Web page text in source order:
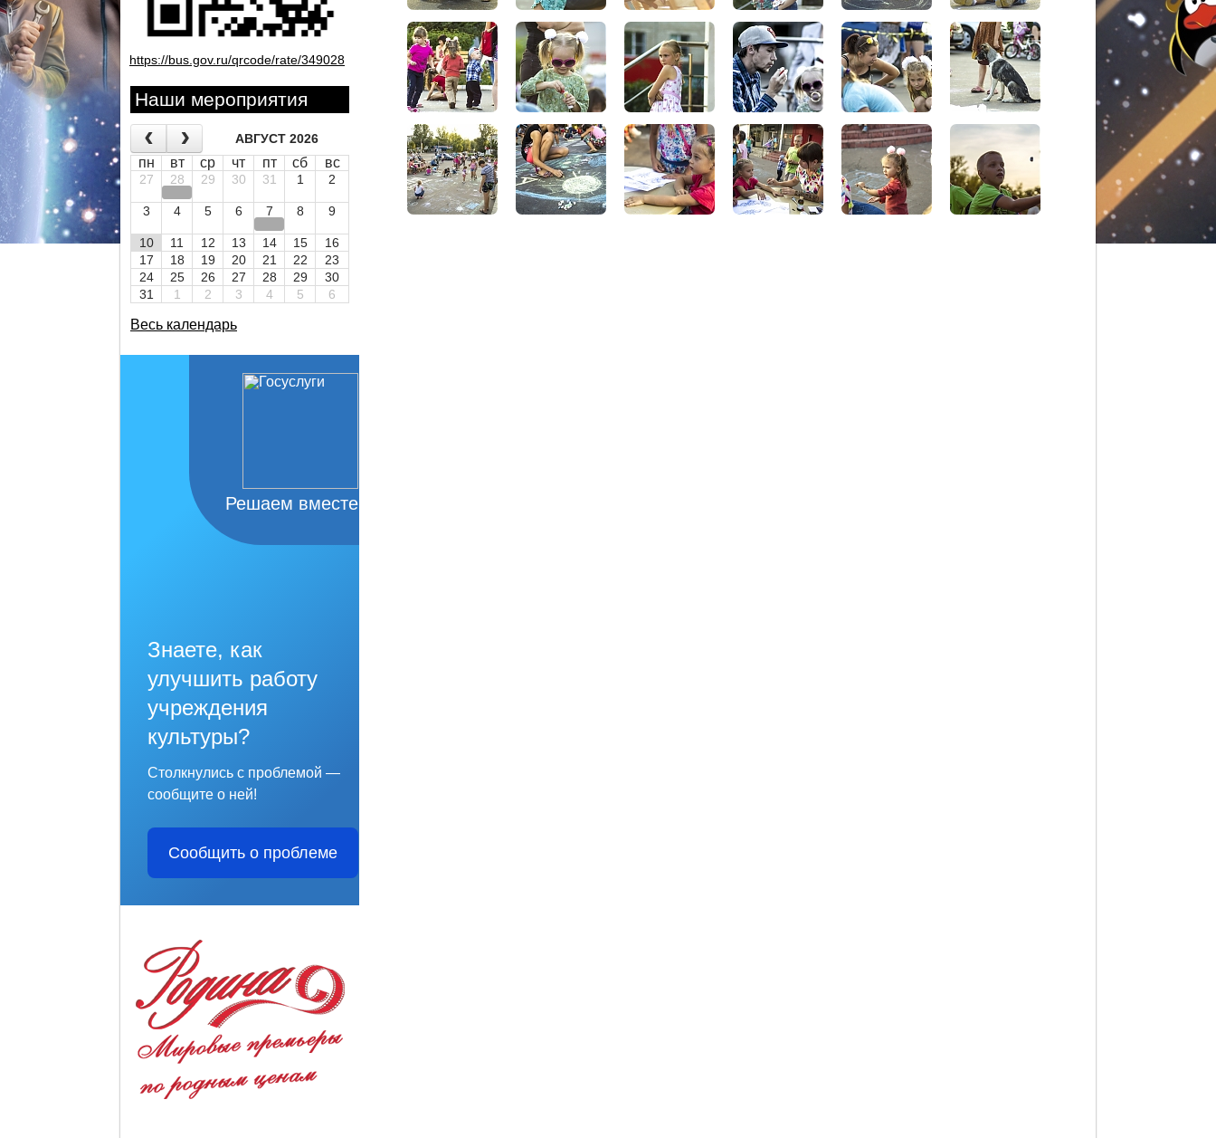
https://bus.gov.ru/qrcode/rate/349028
Наши мероприятия
АВГУСТ 2026
пн вт ср чт пт сб вс
27 28 29 30 31 1 2
3 4 5 6 7 8 9
10 11 12 13 14 15
16
17
18 19 20 21 22
23
24
25 26 27 28 29
30
31
1 2 3 4 5 6
Весь календарь
Решаем вместе
Знаете, как
улучшить работу
учреждения
культуры?
Столкнулись с проблемой —
сообщите о ней!
Сообщить о проблеме